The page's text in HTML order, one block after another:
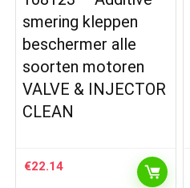
smering kleppen
beschermer alle
soorten motoren
VALVE & INJECTOR
CLEAN
€22.14